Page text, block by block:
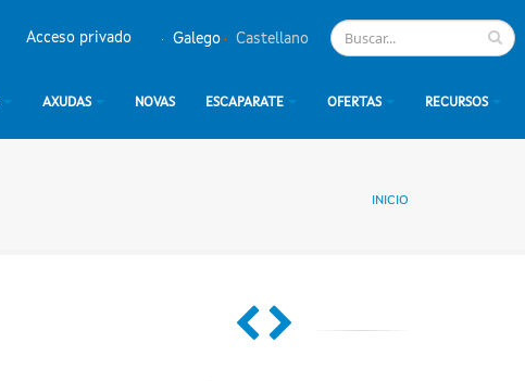
Galego Castellano
Acceso privado
AXUDAS NOVAS ESCAPARATE OFERTAS RECURSOS
INICIO